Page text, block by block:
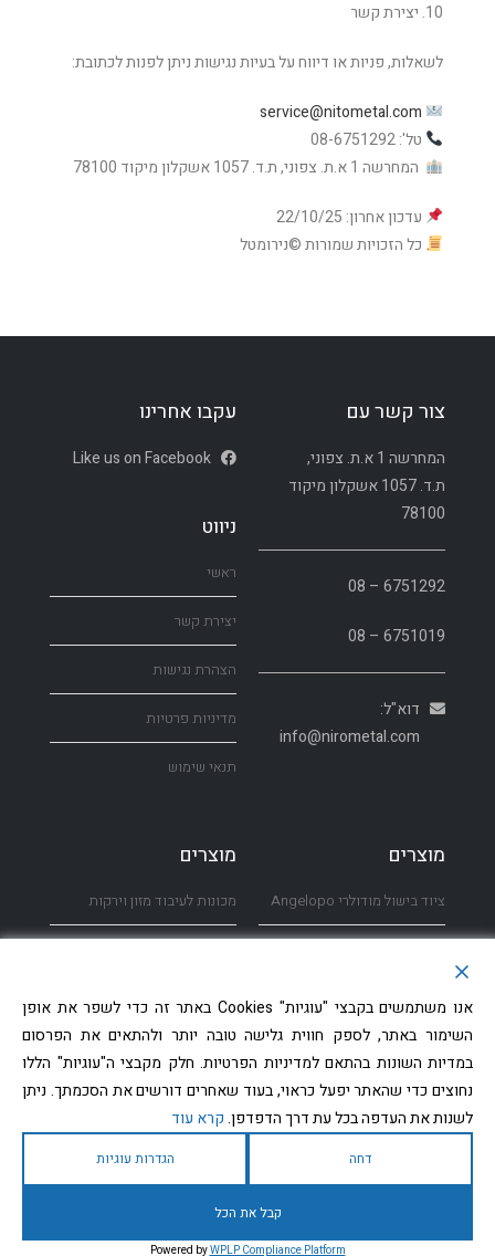
10. יצירת קשר
לשאלות, פניות או דיווח על בעיות נגישות ניתן לפנות לכתובת:
service@nitometal.com
טל': 08-6751292
המחרשה 1 א.ת. צפוני, ת.ד. 1057 אשקלון מיקוד 78100
עדכון אחרון: 22/10/25
כל הזכויות שמורות ©נירומטל
צור קשר עם
המחרשה 1 א.ת. צפוני,
ת.ד. 1057 אשקלון מיקוד
78100
6751292 – 08
6751019 – 08
דוא"ל:
info@nirometal.com
עקבו אחרינו
Like us on Facebook
ניווט
ראשי
יצירת קשר
הצהרת נגישות
מדיניות פרטיות
תנאי שימוש
מוצרים
ציוד בישול מודולרי Angelopo
מכונות קוביות קרח Icematic
מדיחי כלים Kromo
מוצרים
מכונות לעיבוד מזון וירקות
דלפקי הגשה ושירות עצמי
פגודות
דרופ אין מחומם/מקורר
© כל הזכויות שמורות ל- נירומטל | נבנה על ידי RAVENMEDIA בנייה, עיצוב וקידום
אנו משתמשים בקבצי "עוגיות" Cookies באתר זה כדי לשפר את אופן
השימור באתר, לספק חווית גלישה טובה יותר ולהתאים את הפרסום
במדיות השונות בהתאם למדיניות הפרטיות. חלק מקבצי ה"עוגיות" הללו
נחוצים כדי שהאתר יפעל כראוי, בעוד שאחרים דורשים את הסכמתך. ניתן
לשנות את העדפה בכל עת דרך הדפדפן.קרא עוד
דחה הגדרות עוגיות
קבל את הכל
Powered byWPLP Compliance Platform